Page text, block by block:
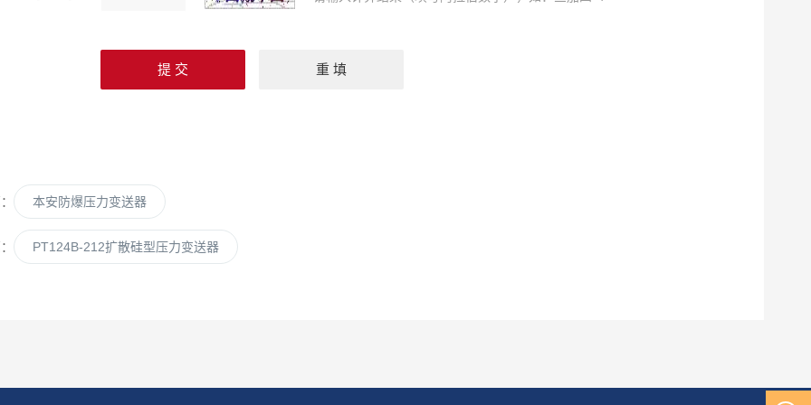
本安防爆压力变送器
PT124B-212扩散硅型压力变送器